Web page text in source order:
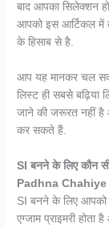
बाद आपका सिलेक्शन
आपको इस आर्टिकल में
के हिसाब से है.
आप यह मानकर चल सकते
लिस्ट ही सबसे बढ़िया
जाने की जरूरत नहीं है
कर सकते हैं.
SI बनने के लिए कौन
Padhna Chahiye
SI बनने के लिए आपको
एग्जाम प्राइमरी